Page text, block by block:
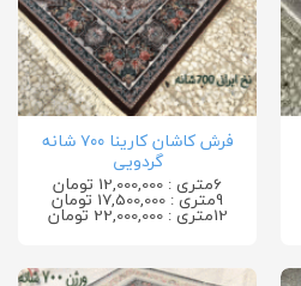
فرش کاشان کارینا ۷۰۰ شانه
گردویی
6متری : 12,000,000 تومان
9متری : 17,500,000 تومان
12متری : 22,000,000 تومان